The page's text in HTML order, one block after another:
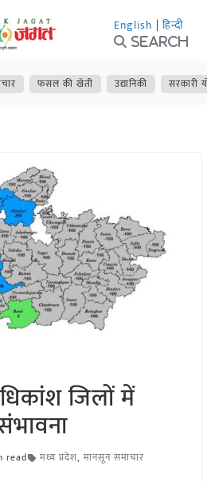
English | हिन्दी
Search
फसल की खेती उद्यानिकी सरकारी
जिलों में
read मध्य प्रदेश, मानसून समाचार